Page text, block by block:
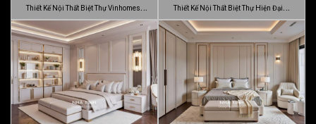
Thiết Kế Nội Thất Biệt Thự Vinhomes
Gran…
Thiết Kế Nội Thất Biệt Thự Hiện Đại
Sang…